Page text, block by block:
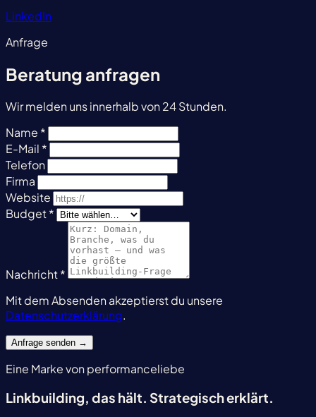
LinkedIn
Anfrage
Beratung anfragen
Wir melden uns innerhalb von 24 Stunden.
Name *
E-Mail *
Telefon
Firma
Website
Budget *
Nachricht *
Mit dem Absenden akzeptierst du unsere
Datenschutzerklärung.
Anfrage senden →
Eine Marke von performanceliebe
Linkbuilding, das hält. Strategisch erklärt.